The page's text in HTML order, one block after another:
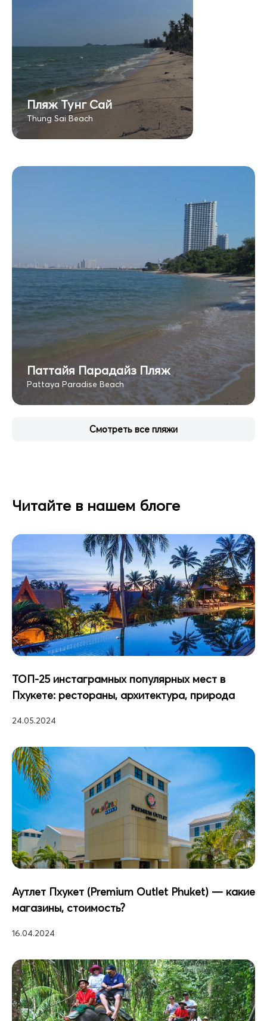
Пляж Тунг Сай
Thung Sai Beach
Паттайя Парадайз Пляж
Pattaya Paradise Beach
Смотреть все пляжи
Читайте в нашем блоге
ТОП-25 инстаграмных популярных мест в
Пхукете: рестораны, архитектура, природа
24.05.2024
Аутлет Пхукет (Premium Outlet Phuket) — какие
магазины, стоимость?
16.04.2024